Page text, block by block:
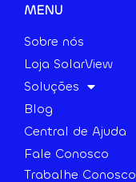
MENU
Sobre nós
Loja SolarView
Soluções
Blog
Central de Ajuda
Fale Conosco
Trabalhe Conosco